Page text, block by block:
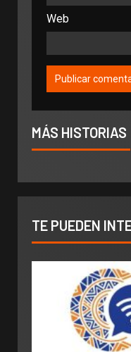
Web
MÁS HISTORIAS
TE PUEDEN